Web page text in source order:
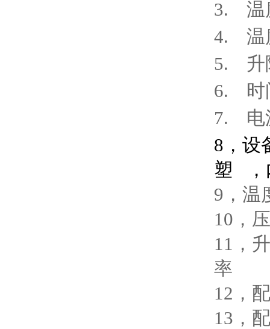
3.
温
4.
5.
6.
7.
8，设
塑 ，
9，温
10，
11，
率
12，
13，